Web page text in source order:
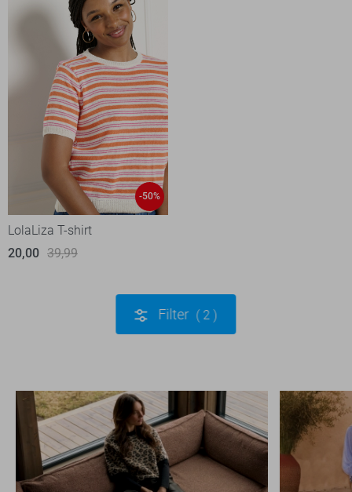
-50%
LolaLiza T-shirt
20,00 39,99
Filter 2